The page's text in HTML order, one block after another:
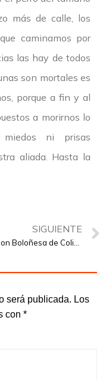
más de calle, los
caminamos por
las hay de todos
son mortales es
porque a fin y al
a morirnos lo
ni prisas
aliada. Hasta la
SIGUIENTE
será publicada. Los
con *